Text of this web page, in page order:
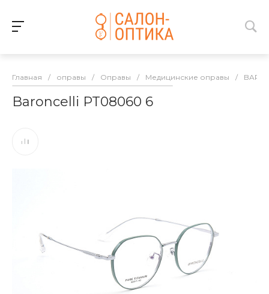
Главная / оправы / Оправы / Медицинские оправы /
Baroncelli PT08060 6